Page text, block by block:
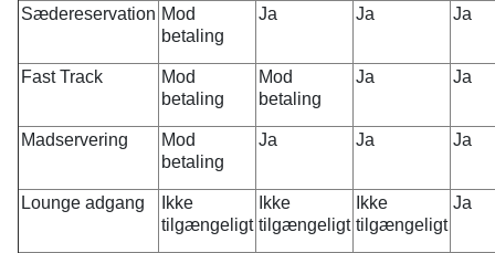
Sædereservation Mod
betaling
Ja Ja Ja
Fast Track
Mod
betaling
Mod
betaling
Ja Ja
Madservering
Mod
betaling
Ja Ja Ja
Lounge adgang
Ikke
tilgængeligt
Ikke
tilgængeligt
Ikke
tilgængeligt
Ja